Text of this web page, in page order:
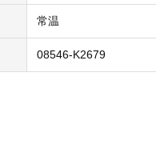
常温
08546-K2679